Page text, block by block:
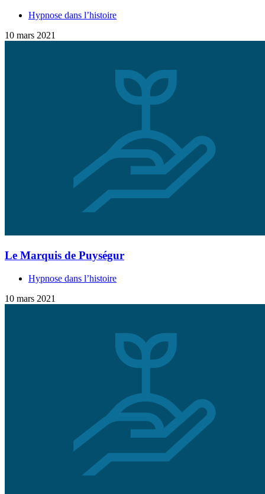
Hypnose dans l’histoire
10 mars 2021
Le Marquis de Puységur
Hypnose dans l’histoire
10 mars 2021